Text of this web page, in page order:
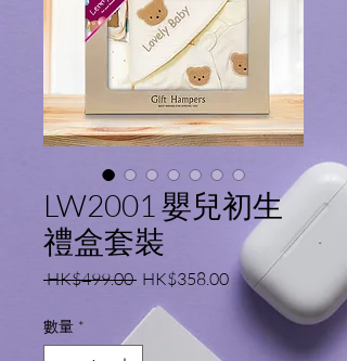
LW2001 嬰兒初生
禮盒套裝
HK$499.00 一
價
格
HK$358.00促
數量 *